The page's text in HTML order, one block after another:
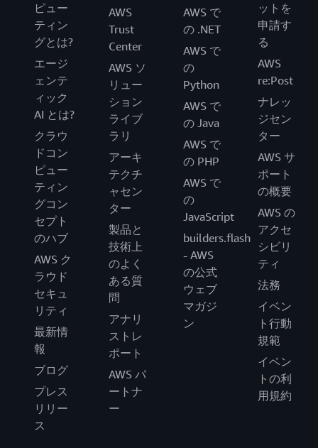
ピュー
ティン
グとは?
エージ
ェンテ
ィック
AI とは?
クラウ
ドコン
ピュー
ティン
グコン
セプト
のハブ
AWS ク
ラウド
セキュ
リティ
最新情
報
ブログ
プレス
リリー
ス
AWS
Trust
Center
AWS ソ
リュー
ション
ライブ
ラリ
アーキ
テクチ
ャセン
ター
製品と
技術上
のよく
ある質
問
アナリ
ストレ
ポート
AWS パ
ートナ
ー
AWS で
の .NET
AWS で
の
Python
AWS で
の Java
AWS で
の PHP
AWS で
の
JavaScript
builders.flash
- AWS
の公式
ウェブ
マガジ
ン
ットを
申請す
る
AWS
re:Post
ナレッ
ジセン
ター
AWS サ
ポート
の概要
AWS の
アクセ
シビリ
ティ
法務
イベン
ト行動
規範
イベン
トの利
用規約